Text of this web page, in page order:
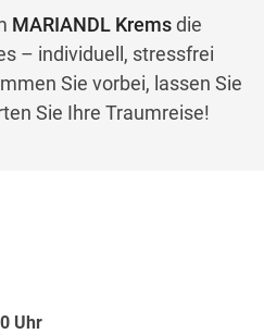
MARIANDL Kremsdie
– individuell, stressfrei
Sie vorbei, lassen Sie
Sie Ihre Traumreise!
Uhr